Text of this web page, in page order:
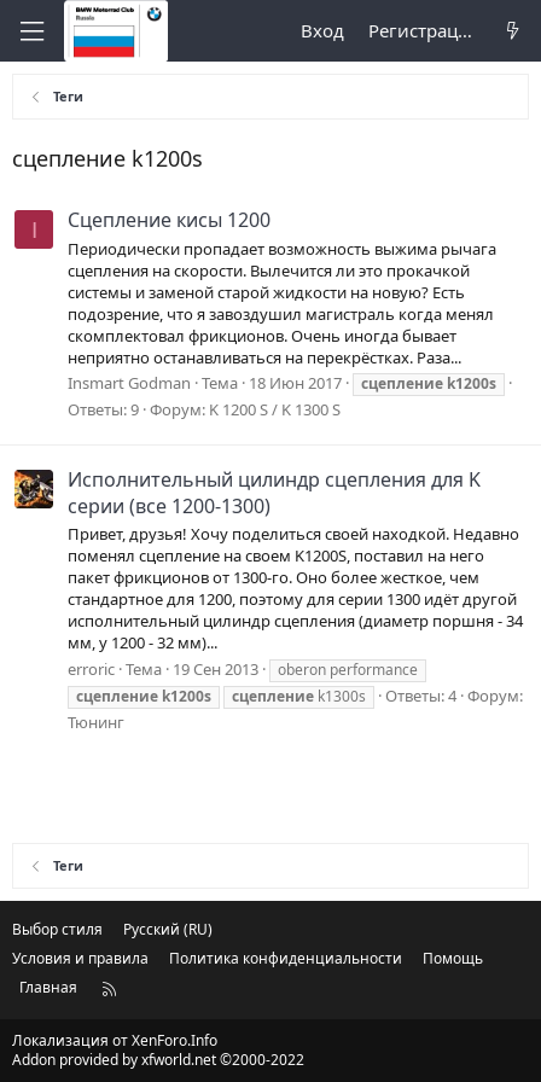
Вход Регистрация
Теги
сцепление k1200s
I Сцепление кисы 1200
Периодически пропадает возможность выжима рычага
сцепления на скорости. Вылечится ли это прокачкой
системы и заменой старой жидкости на новую? Есть
подозрение, что я завоздушил магистраль когда менял
скомплектовал фрикционов. Очень иногда бывает
неприятно останавливаться на перекрёстках. Раза...
Insmart Godman Тема 18 Июн 2017 сцепление k1200s
Ответы: 9 Форум: K 1200 S / K 1300 S
Исполнительный цилиндр сцепления для K
серии (все 1200-1300)
Привет, друзья! Хочу поделиться своей находкой. Недавно
поменял сцепление на своем K1200S, поставил на него
пакет фрикционов от 1300-го. Оно более жесткое, чем
стандартное для 1200, поэтому для серии 1300 идёт другой
исполнительный цилиндр сцепления (диаметр поршня - 34
мм, у 1200 - 32 мм)...
erroric Тема 19 Сен 2013
oberon performance
сцепление k1200s сцепление k1300s Ответы: 4 Форум:
Тюнинг
Теги
Выбор стиля
Русский (RU)
Условия и правила
Политика конфиденциальности
Помощь
Главная
R
Локализация отXenForo.Info
Addon provided by xfworld.net ©2000-2022